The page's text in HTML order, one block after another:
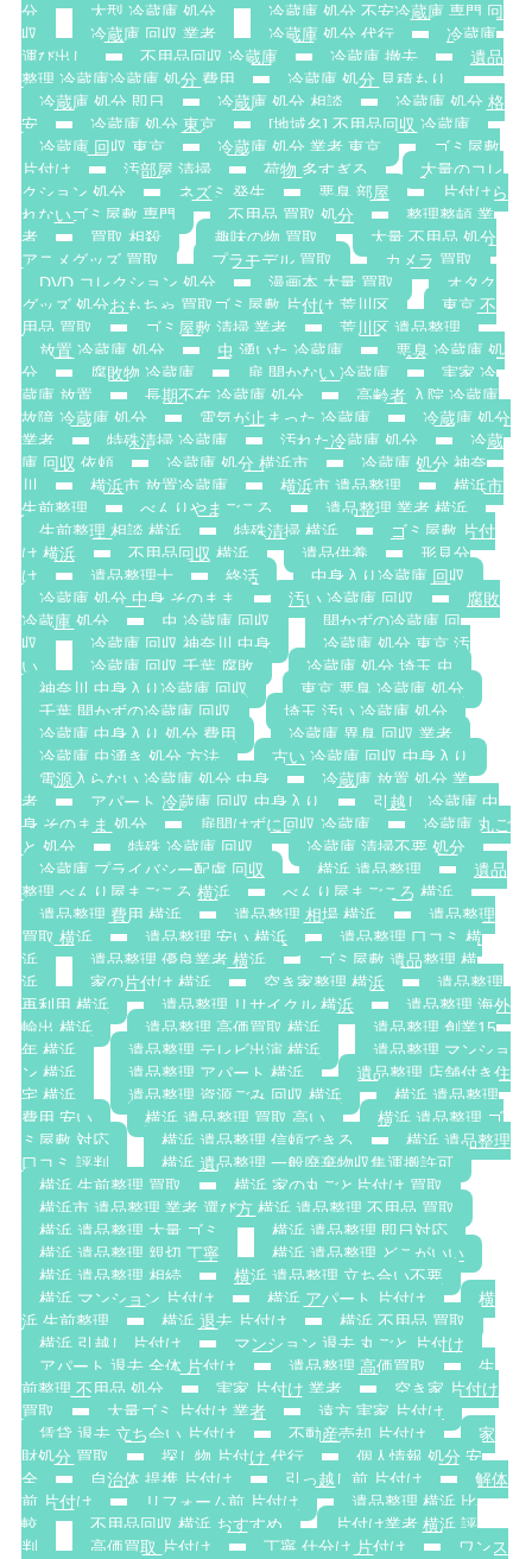
分
大型 冷蔵庫 処分
冷蔵庫 処分 不安冷蔵庫 専門 回
収
冷蔵庫 回収 業者 冷蔵庫 処分 代行
冷蔵庫
運び出し
不用品回収 冷蔵庫 冷蔵庫 撤去
遺品
整理 冷蔵庫冷蔵庫 処分 費用
冷蔵庫 処分 見積もり
冷蔵庫 処分 即日
冷蔵庫 処分 相談
冷蔵庫 処分 格
安
冷蔵庫 処分 東京
[地域名] 不用品回収 冷蔵庫
冷蔵庫 回収 東京
冷蔵庫 処分 業者 東京
ゴミ屋敷
片付け
汚部屋 清掃 荷物 多すぎる
大量のコレ
クション 処分
ネズミ 発生 悪臭 部屋
片付けら
れないゴミ屋敷 専門
不用品 買取 処分
整理整頓 業
者
買取 相殺 趣味の物 買取
大量 不用品 処分
アニメグッズ 買取
プラモデル 買取
カメラ 買取
DVD コレクション 処分
漫画本 大量 買取
オタク
グッズ 処分おもちゃ 買取ゴミ屋敷 片付け 荒川区
東京 不
用品 買取
ゴミ屋敷 清掃 業者
荒川区 遺品整理
放置 冷蔵庫 処分
虫 湧いた 冷蔵庫
悪臭 冷蔵庫 処
分
腐敗物 冷蔵庫 扉 開かない 冷蔵庫
実家 冷
蔵庫 放置
長期不在 冷蔵庫 処分
高齢者 入院 冷蔵庫
故障 冷蔵庫 処分
電気が止まった 冷蔵庫
冷蔵庫 処分
業者
特殊清掃 冷蔵庫 汚れた冷蔵庫 処分
冷蔵
庫 回収 依頼
冷蔵庫 処分 横浜市
冷蔵庫 処分 神奈
川
横浜市 放置冷蔵庫 横浜市 遺品整理
横浜市
生前整理
べんりやまごころ
遺品整理 業者 横浜
生前整理 相談 横浜
特殊清掃 横浜
ゴミ屋敷 片付
け 横浜
不用品回収 横浜 遺品供養
形見分
け
遺品整理士 終活
中身入り冷蔵庫 回収
冷蔵庫 処分 中身 そのまま
汚い 冷蔵庫 回収
腐敗
冷蔵庫 処分
虫 冷蔵庫 回収
開かずの冷蔵庫 回
収
冷蔵庫 回収 神奈川 中身
冷蔵庫 処分 東京 汚
い
冷蔵庫 回収 千葉 腐敗
冷蔵庫 処分 埼玉 虫
神奈川 中身入り冷蔵庫 回収
東京 悪臭 冷蔵庫 処分
千葉 開かずの冷蔵庫 回収
埼玉 汚い 冷蔵庫 処分
冷蔵庫 中身入り 処分 費用
冷蔵庫 異臭 回収 業者
冷蔵庫 虫湧き 処分 方法
古い 冷蔵庫 回収 中身入り
電源入らない 冷蔵庫 処分 中身
冷蔵庫 放置 処分 業
者
アパート 冷蔵庫 回収 中身入り
引越し 冷蔵庫 中
身 そのまま 処分
扉開けずに回収 冷蔵庫
冷蔵庫 丸ご
と 処分
特殊 冷蔵庫 回収
冷蔵庫 清掃不要 処分
冷蔵庫 プライバシー配慮 回収
横浜 遺品整理
遺品
整理 べんり屋まごころ 横浜
べんり屋まごころ 横浜
遺品整理 費用 横浜
遺品整理 相場 横浜
遺品整理
買取 横浜
遺品整理 安い 横浜
遺品整理 口コミ 横
浜
遺品整理 優良業者 横浜
ゴミ屋敷 遺品整理 横
浜
家の片付け 横浜 空き家整理 横浜
遺品整理
再利用 横浜
遺品整理 リサイクル 横浜
遺品整理 海外
輸出 横浜
遺品整理 高価買取 横浜
遺品整理 創業15
年 横浜
遺品整理 テレビ出演 横浜
遺品整理 マンショ
ン 横浜
遺品整理 アパート 横浜
遺品整理 店舗付き住
宅 横浜
遺品整理 資源ごみ 回収 横浜
横浜 遺品整理
費用 安い
横浜 遺品整理 買取 高い
横浜 遺品整理 ゴ
ミ屋敷 対応
横浜 遺品整理 信頼できる
横浜 遺品整理
口コミ 評判
横浜 遺品整理 一般廃棄物収集運搬許可
横浜 生前整理 買取
横浜 家の丸ごと片付け 買取
横浜市 遺品整理 業者 選び方 横浜 遺品整理 不用品 買取
横浜 遺品整理 大量 ゴミ
横浜 遺品整理 即日対応
横浜 遺品整理 親切 丁寧
横浜 遺品整理 どこがいい
横浜 遺品整理 相続
横浜 遺品整理 立ち合い不要
横浜 マンション 片付け
横浜 アパート 片付け
横
浜 生前整理
横浜 退去 片付け
横浜 不用品 買取
横浜 引越し 片付け
マンション 退去 丸ごと 片付け
アパート 退去 全体 片付け
遺品整理 高価買取
生
前整理 不用品 処分
実家 片付け 業者
空き家 片付け
買取
大量ゴミ 片付け 業者
遠方 実家 片付け
賃貸 退去 立ち会い 片付け
不動産売却 片付け
家
財処分 買取
探し物 片付け 代行
個人情報 処分 安
全
自治体 提携 片付け 引っ越し前 片付け
解体
前 片付け
リフォーム前 片付け
遺品整理 横浜 比
較
不用品回収 横浜 おすすめ
片付け業者 横浜 評
判
高価買取 片付け 丁寧 仕分け 片付け
ワンス